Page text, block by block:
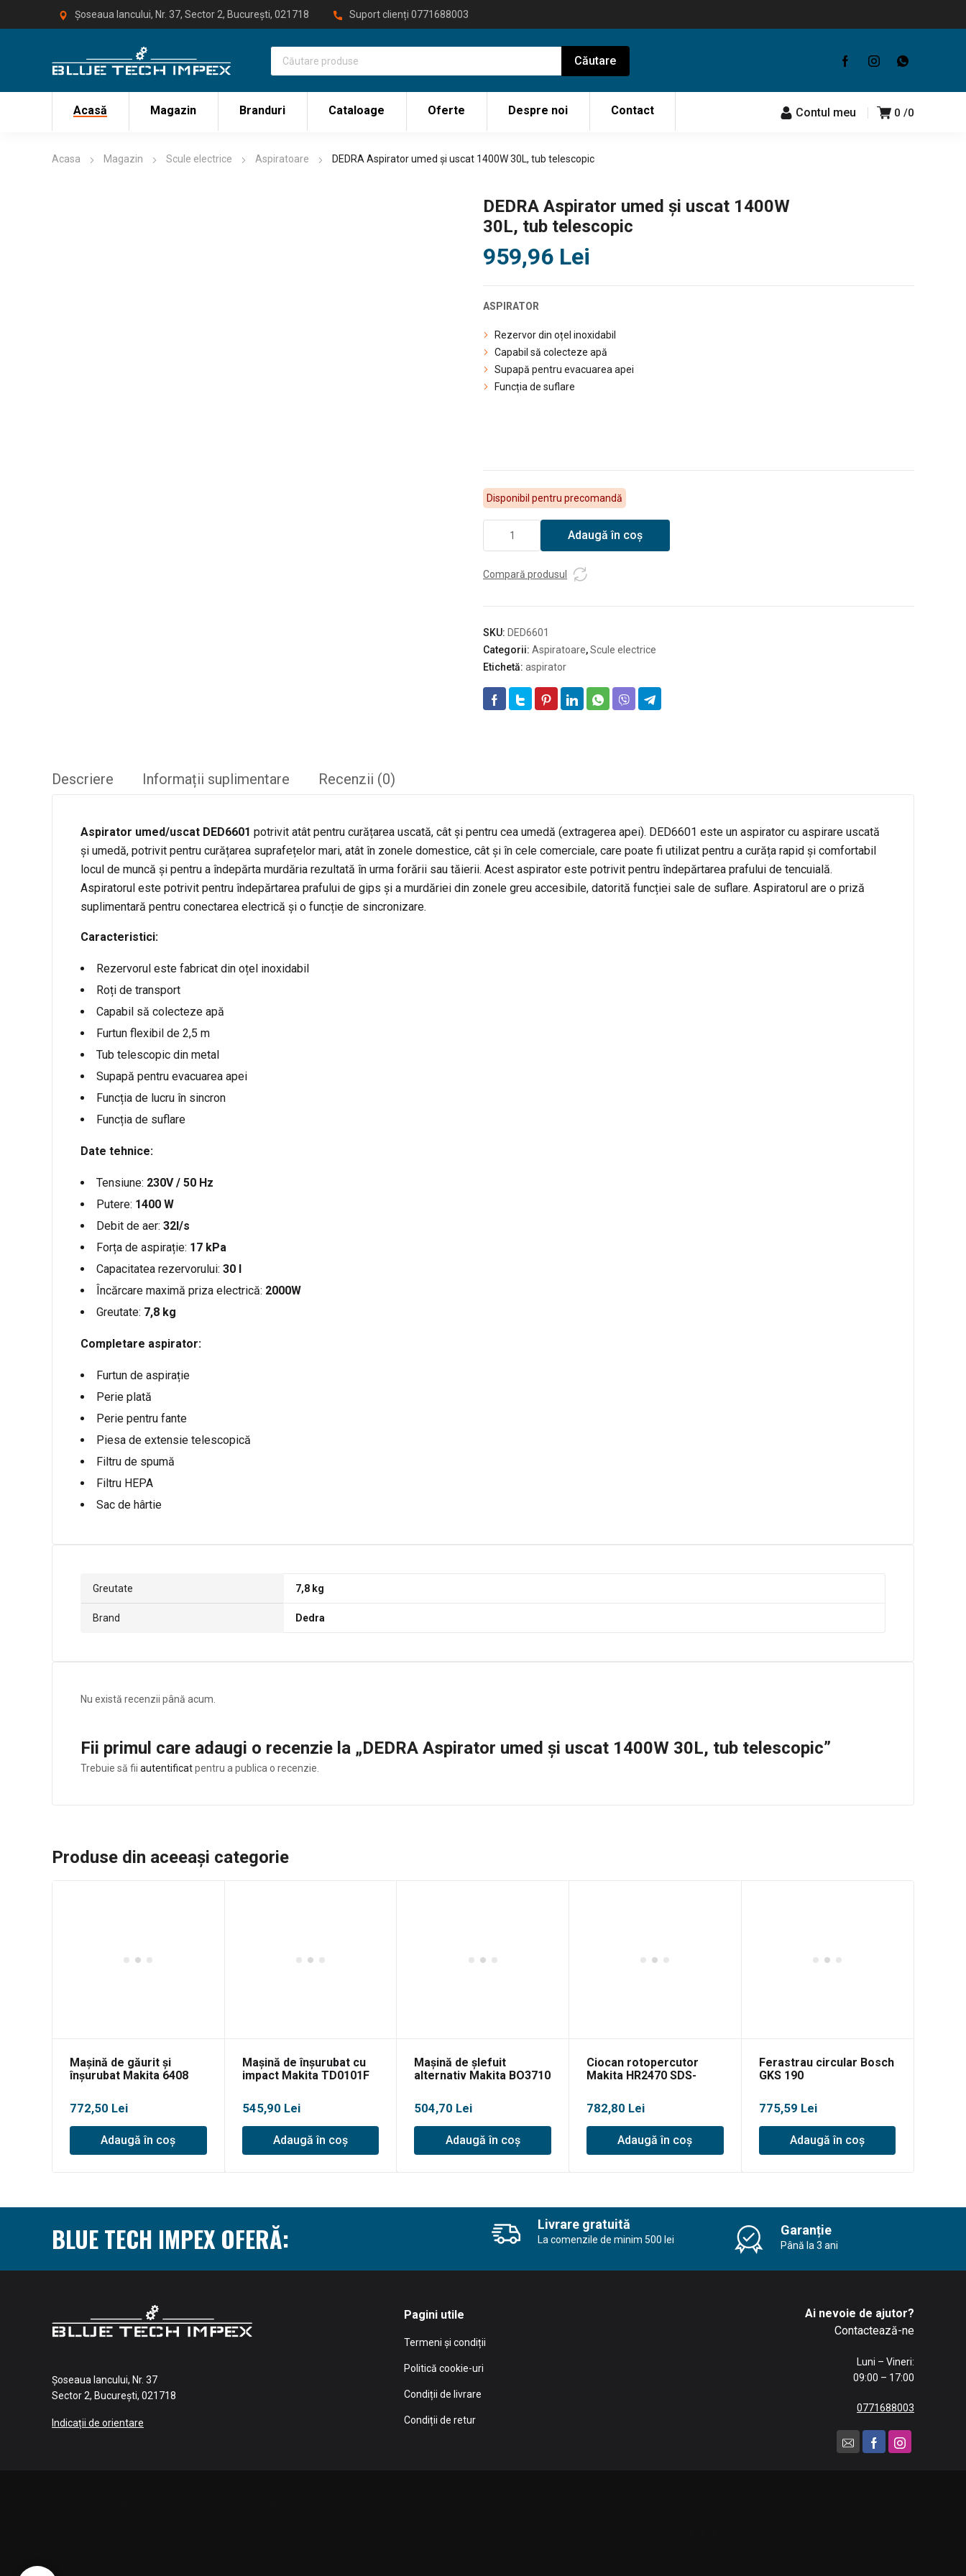
Șoseaua Iancului, Nr. 37, Sector 2, București, 021718 Suport clienți 0771688003
Acasă Magazin Branduri Cataloage Oferte Despre noi Contact 0 0
Contul meu
Acasa Magazin Scule electrice Aspiratoare DEDRA Aspirator umed și uscat 1400W 30L, tub telescopic
DEDRA Aspirator umed și uscat 1400W
30L, tub telescopic
959,96 Lei
ASPIRATOR
Rezervor din oțel inoxidabil
Capabil să colecteze apă
Supapă pentru evacuarea apei
Funcția de suflare
Disponibil pentru precomandă
DEDRA
umed
30L,
tub
telescopic
Adaugă în coș
Compară produsul
SKU: DED6601
Categorii: Aspiratoare,Scule electrice
Etichetă: aspirator
Descriere Informații suplimentare Recenzii (0)
Aspirator umed/uscat DED6601 potrivit atât pentru curățarea uscată, cât și pentru cea umedă (extragerea apei). DED6601 este un aspirator cu aspirare uscată
și umedă, potrivit pentru curățarea suprafețelor mari, atât în zonele domestice, cât și în cele comerciale, care poate fi utilizat pentru a curăța rapid și comfortabil
locul de muncă și pentru a îndepărta murdăria rezultată în urma forării sau tăierii. Acest aspirator este potrivit pentru îndepărtarea prafului de tencuială.
Aspiratorul este potrivit pentru îndepărtarea prafului de gips și a murdăriei din zonele greu accesibile, datorită funcției sale de suflare. Aspiratorul are o priză
suplimentară pentru conectarea electrică și o funcție de sincronizare.
Caracteristici:
Rezervorul este fabricat din oțel inoxidabil
Roți de transport
Capabil să colecteze apă
Furtun flexibil de 2,5 m
Tub telescopic din metal
Supapă pentru evacuarea apei
Funcția de lucru în sincron
Funcția de suflare
Date tehnice:
Tensiune: 230V / 50 Hz
Putere: 1400 W
Debit de aer: 32l/s
Forța de aspirație: 17 kPa
Capacitatea rezervorului: 30 l
Încărcare maximă priza electrică: 2000W
Greutate: 7,8 kg
Completare aspirator:
Furtun de aspirație
Perie plată
Perie pentru fante
Piesa de extensie telescopică
Filtru de spumă
Filtru HEPA
Sac de hârtie
Greutate 7,8 kg
Brand Dedra
Nu există recenzii până acum.
Fii primul care adaugi o recenzie la „DEDRA Aspirator umed și uscat 1400W 30L, tub telescopic”
Trebuie să fii autentificatpentru a publica o recenzie.
Produse din aceeași categorie
Mașină de găurit și
înșurubat Makita 6408
772,50 Lei
Adaugă în coș
Mașină de înșurubat cu
impact Makita TD0101F
545,90 Lei
Adaugă în coș
Mașină de șlefuit
alternativ Makita BO3710
504,70 Lei
Adaugă în coș
Ciocan rotopercutor
Makita HR2470 SDS-
782,80 Lei
Adaugă în coș
Ferastrau circular Bosch
GKS 190
775,59 Lei
Adaugă în coș
BLUE TECH IMPEX OFERĂ: Livrare gratuită
La comenzile de minim 500 lei
Garanție
Până la 3 ani
Șoseaua Iancului, Nr. 37
Sector 2, București, 021718
Indicații de orientare
Pagini utile
Termeni și condiții
Politică cookie-uri
Condiții de livrare
Condiții de retur
Ai nevoie de ajutor?
Contactează-ne
Luni – Vineri:
09:00 – 17:00
0771688003